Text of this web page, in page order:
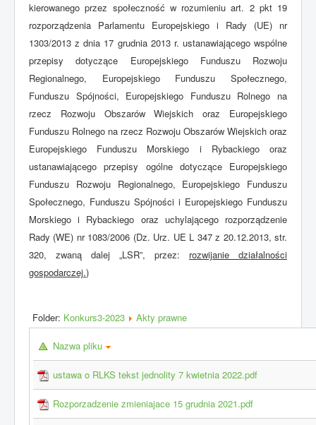
kierowanego przez społeczność w rozumieniu art. 2 pkt 19
rozporządzenia Parlamentu Europejskiego i Rady (UE) nr
1303/2013 z dnia 17 grudnia 2013 r. ustanawiającego wspólne
przepisy dotyczące Europejskiego Funduszu Rozwoju
Regionalnego, Europejskiego Funduszu Społecznego,
Funduszu Spójności, Europejskiego Funduszu Rolnego na
rzecz Rozwoju Obszarów Wiejskich oraz Europejskiego
Funduszu Rolnego na rzecz Rozwoju Obszarów Wiejskich oraz
Europejskiego Funduszu Morskiego i Rybackiego oraz
ustanawiającego przepisy ogólne dotyczące Europejskiego
Funduszu Rozwoju Regionalnego, Europejskiego Funduszu
Społecznego, Funduszu Spójności i Europejskiego Funduszu
Morskiego i Rybackiego oraz uchylającego rozporządzenie
Rady (WE) nr 1083/2006 (Dz. Urz. UE L 347 z 20.12.2013, str.
320, zwaną dalej „LSR”, przez: rozwijanie działalności
gospodarczej.)
Folder: Konkurs3-2023 Akty prawne
Nazwa pliku
ustawa o RLKS tekst jednolity 7 kwietnia 2022.pdf
Rozporzadzenie zmieniajace 15 grudnia 2021.pdf